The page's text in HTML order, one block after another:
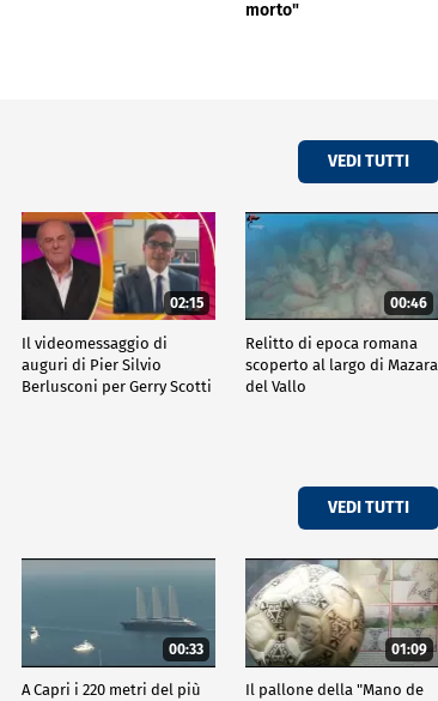
morto"
VEDI TUTTI
02:15
Il videomessaggio di
auguri di Pier Silvio
Berlusconi per Gerry Scotti
00:46
Relitto di epoca romana
scoperto al largo di Mazara
del Vallo
VEDI TUTTI
00:33
A Capri i 220 metri del più
01:09
Il pallone della "Mano de